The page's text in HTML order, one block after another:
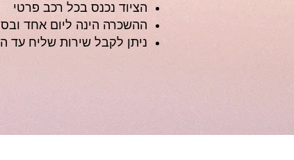
הציוד נכנס בכל רכב פרטי
ההשכרה הינה ליום אחד
ניתן לקבל שירות שליח עד